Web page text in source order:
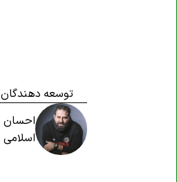
توسعه دهندگان
احسان
اسلامی